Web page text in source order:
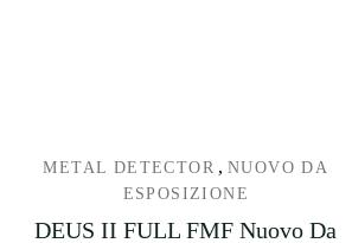
METAL DETECTOR , NUOVO DA
ESPOSIZIONE
DEUS II FULL FMF Nuovo Da